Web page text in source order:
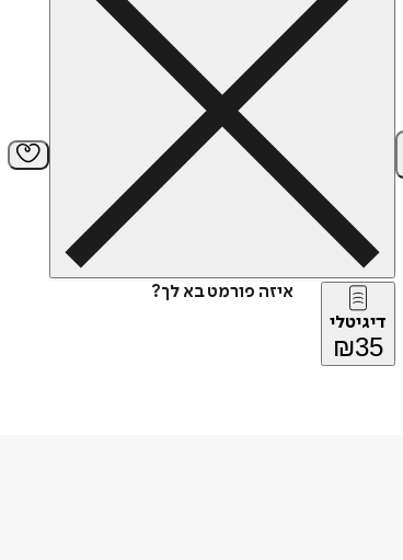
איזה פורמט בא לך?
דיגיטלי
₪35